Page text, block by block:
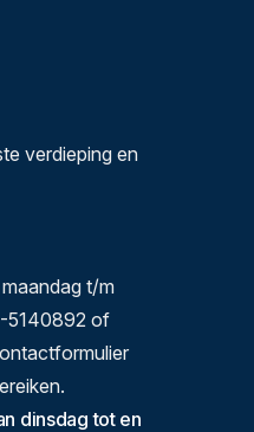
verdieping en
t/m
5140892 of
dinsdag tot en